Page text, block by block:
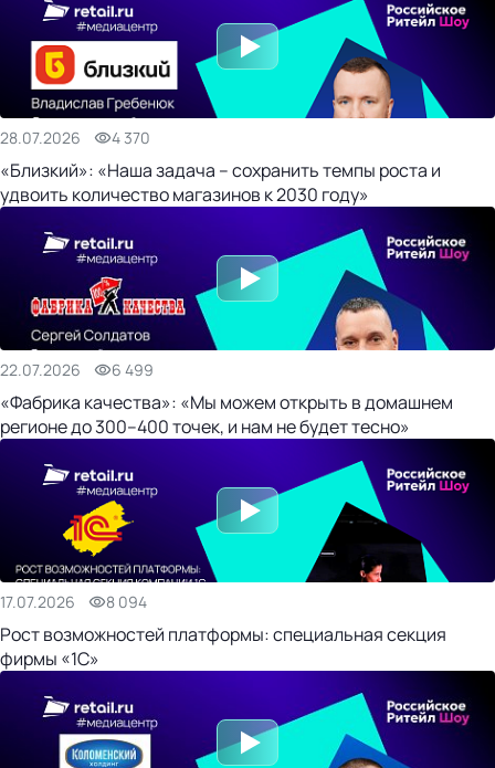
28.07.2026 4 370
«Близкий»: «Наша задача – сохранить темпы роста и
удвоить количество магазинов к 2030 году»
22.07.2026 6 499
«Фабрика качества»: «Мы можем открыть в домашнем
регионе до 300–400 точек, и нам не будет тесно»
17.07.2026 8 094
Рост возможностей платформы: специальная секция
фирмы «1С»